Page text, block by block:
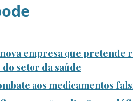
empresa que pretende
setor da saúde
aos medicamentos